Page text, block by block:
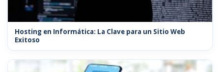
Hosting en Informática: La Clave para un Sitio Web
Exitoso